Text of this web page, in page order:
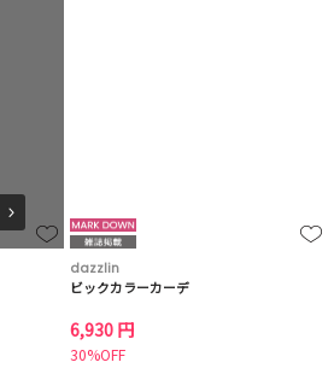
dazzlin
ビックカラーカーデ
6,930 円
30%OFF